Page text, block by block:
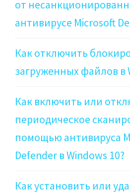
от
антивирусе Microsoft
Как отключить
загруженных файлов в
Как включить или
периодическое
помощью антивируса
Defender в Windows 10?
Как установить или